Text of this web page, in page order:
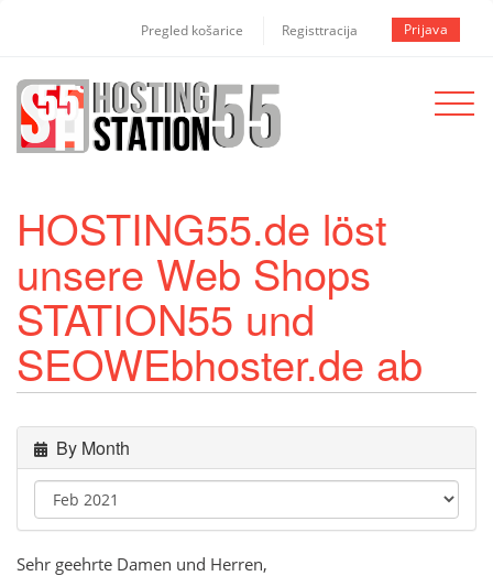
Pregled košarice Registtracija Prijava
Toggle
HOSTING55.de löst
unsere Web Shops
STATION55 und
SEOWEbhoster.de ab
By Month
Sehr geehrte Damen und Herren,